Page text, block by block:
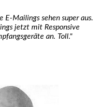
Mailings sehen super aus.
jetzt mit Responsive
an. Toll."